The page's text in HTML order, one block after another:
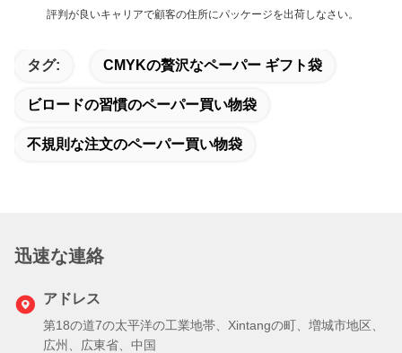
評判が良いキャリアで顧客の住所にパッケージを出荷しなさい。
タグ: CMYKの贅沢なペーパー ギフト袋
ビロードの習慣のペーパー買い物袋
不規則な注文のペーパー買い物袋
迅速な連絡
アドレス
第18の道7の太平洋の工業地帯、Xintangの町、増城市地区、
広州、広東省、中国